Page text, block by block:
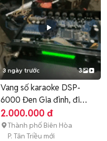
3 ngày trước 3
Vang số karaoke DSP-
6000 Đen Gia đình, đi
show
2.000.000 đ
Thành phố Biên Hòa
P. Tân Triều mới